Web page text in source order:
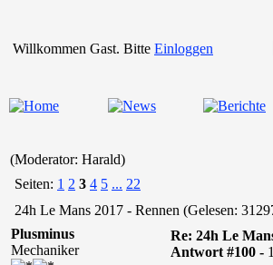
Willkommen Gast. Bitte Einloggen
(Moderator: Harald)
Seiten: 1 2 3 4 5 ... 22
24h Le Mans 2017 - Rennen (Gelesen:
Plusminus
Mechaniker
Re: 24h Le
Antwort #100 -